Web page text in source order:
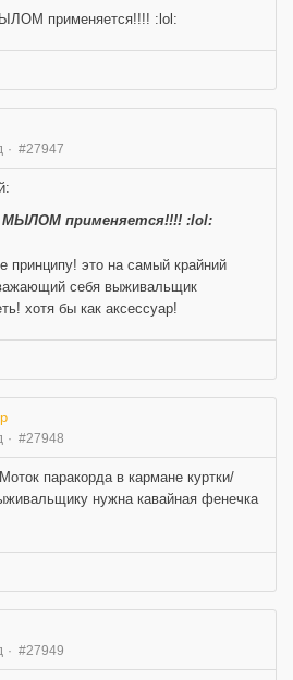
применяется!!!! :lol:
#27947
МЫЛОМ применяется!!!! :lol:
принципу! это на самый крайний
себя выживальщик
хотя бы как аксессуар!
#27948
Моток паракорда в кармане куртки/
нужна кавайная фенечка
#27949